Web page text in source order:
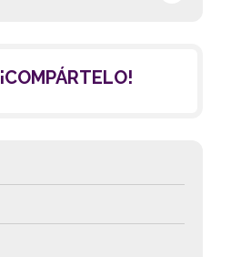
¡COMPÁRTELO!